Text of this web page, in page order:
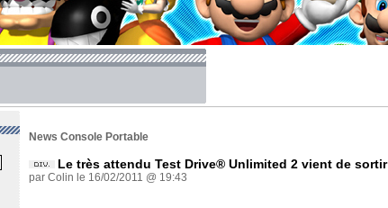
News Console Portable
Le très attendu Test Drive® Unlimited 2 vient de sortir
par Colin le 16/02/2011 @ 19:43